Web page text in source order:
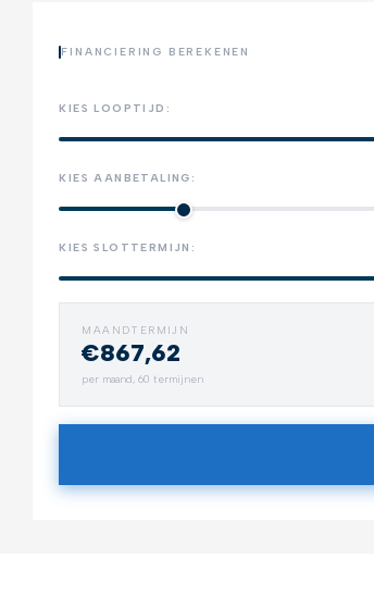
FINANCIERING BEREKENEN
KIES LOOPTIJD:
KIES AANBETALING:
KIES SLOTTERMIJN:
MAANDTERMIJN
€867,62
per maand,60 termijnen